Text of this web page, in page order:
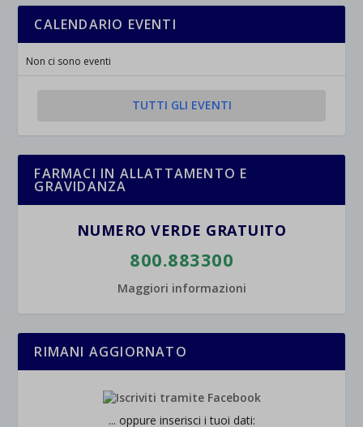
CALENDARIO EVENTI
Non ci sono eventi
TUTTI GLI EVENTI
FARMACI IN ALLATTAMENTO E
GRAVIDANZA
NUMERO VERDE GRATUITO
800.883300
Maggiori informazioni
RIMANI AGGIORNATO
... oppure inserisci i tuoi dati: